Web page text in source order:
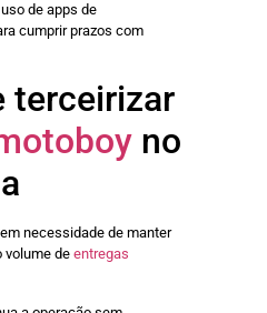
uso de apps de
cumprir prazos com
terceirizar
no
necessidade de manter
volume de entregas